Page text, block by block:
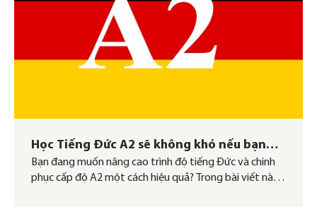
Học Tiếng Đức A2 sẽ không khó nếu bạn
biết 4 điều này
Bạn đang muốn nâng cao trình độ tiếng Đức và chinh
phục cấp độ A2 một cách hiệu quả? Trong bài viết này,